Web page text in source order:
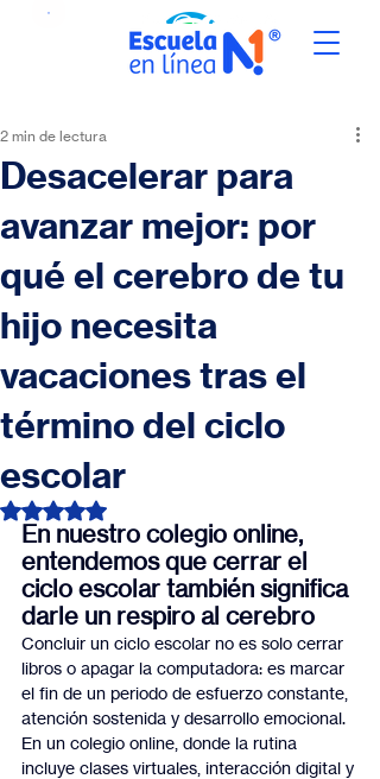
Desacelerar para
avanzar mejor: por
qué el cerebro de tu
hijo necesita
vacaciones tras el
término del ciclo
escolar
2 min de lectura
Obtuvo NaN de 5 estrellas.
En nuestro colegio online,
entendemos que cerrar el
ciclo escolar también significa
darle un respiro al cerebro
Concluir un ciclo escolar no es solo cerrar
libros o apagar la computadora: es marcar
el fin de un periodo de esfuerzo constante,
atención sostenida y desarrollo emocional.
En un colegio online, donde la rutina
incluye clases virtuales, interacción digital y